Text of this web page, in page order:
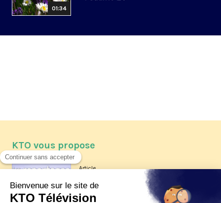
01:34
KTO vous propose
Article
Les reportages d'été 2026 de KTO